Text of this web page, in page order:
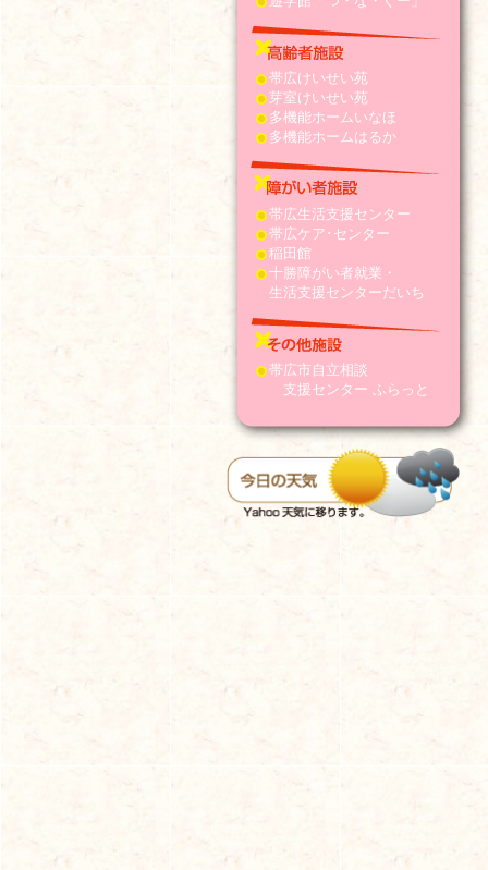
帯広けいせい苑
芽室けいせい苑
多機能ホームいなほ
多機能ホームはるか
帯広生活支援センター
帯広ケア･センター
稲田館
十勝障がい者就業・
生活支援センターだいち
帯広市自立相談
支援センター ふらっと